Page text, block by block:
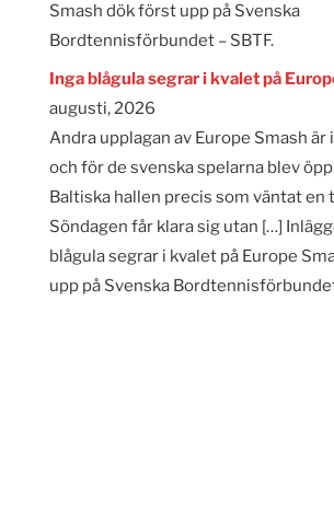
Smash dök först upp på Svenska
Bordtennisförbundet – SBTF.
Inga blågula segrar i kvalet på
augusti, 2026
Andra upplagan av Europe Smash är
och för de svenska spelarna blev
Baltiska hallen precis som väntat en
Söndagen får klara sig utan […]
blågula segrar i kvalet på Europe
upp på Svenska